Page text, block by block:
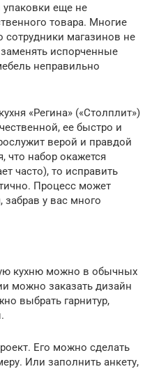
упаковки еще не
товара. Многие
сотрудники магазинов не
испорченные
неправильно
«Регина» («Столплит»)
ее быстро и
верой и правдой
что набор окажется
часто), то исправить
Процесс может
забрав у вас много
кухню можно в обычных
можно заказать дизайн
выбрать гарнитур,
Его можно сделать
Или заполнить анкету,